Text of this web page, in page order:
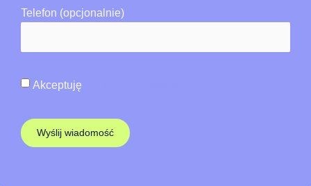
Telefon (opcjonalnie)
Akceptuję
Wyślij wiadomość